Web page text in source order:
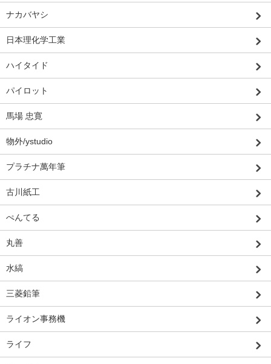
ナカバヤシ
日本理化学工業
ハイタイド
パイロット
馬場 忠寛
物外/ystudio
プラチナ萬年筆
古川紙工
ぺんてる
丸善
水縞
三菱鉛筆
ライオン事務機
ライフ